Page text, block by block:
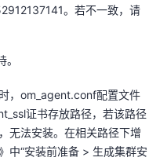
。若不一致，请
时， om_agent.conf配置文件
证书存放路径，若该路径
无法安装。在相关路径下增
中“安装前准备 > 生成集群安